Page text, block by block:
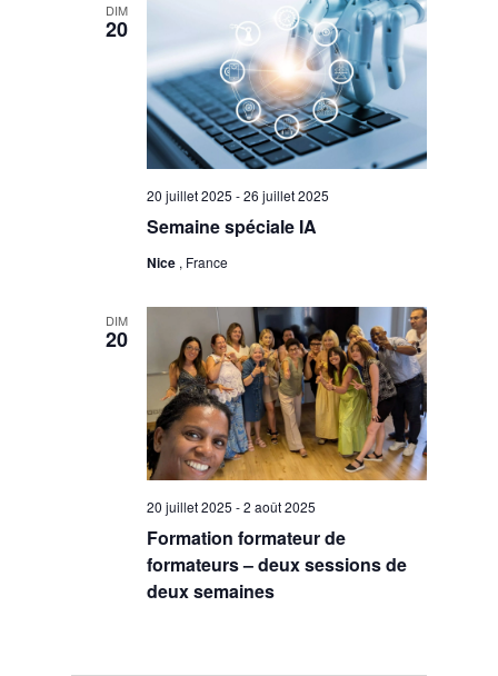
DIM
20
Semaine spéciale IA
20 juillet 2025 -26 juillet 2025
Nice , France
DIM
20
Formation formateur de
formateurs – deux sessions de
deux semaines
20 juillet 2025 -2 août 2025